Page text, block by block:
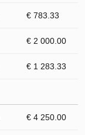
€ 783.33
€ 2 000.00
€ 1 283.33
€ 4 250.00